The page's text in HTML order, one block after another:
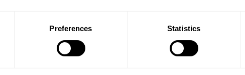
Preferences Statistics